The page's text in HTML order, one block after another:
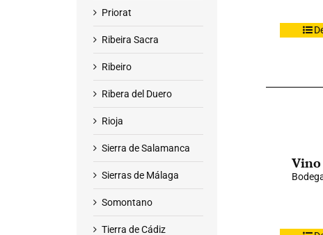
Vino
Priorat
Ribeira Sacra
Ribeiro
Ribera del Duero
Rioja
Sierra de Salamanca
Sierras de Málaga
Somontano
Tierra de Cádiz